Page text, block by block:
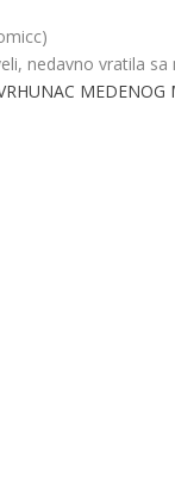
nedavno vratila
MEDENOG